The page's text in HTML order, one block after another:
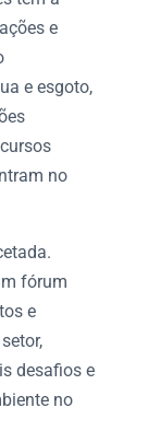
e
e esgoto,
no
fórum
e
desafios e
no